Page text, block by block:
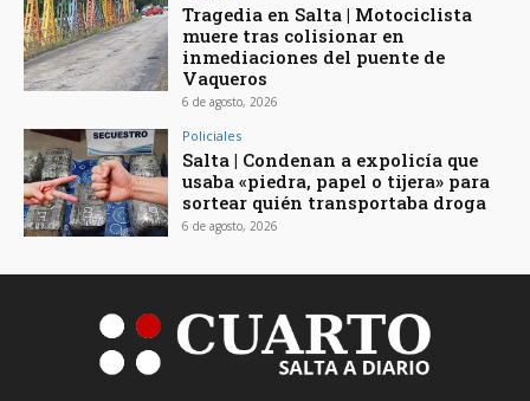
Tragedia en Salta | Motociclista
muere tras colisionar en
inmediaciones del puente de
Vaqueros
6 de agosto, 2026
Policiales
Salta | Condenan a expolicía que
usaba «piedra, papel o tijera» para
sortear quién transportaba droga
6 de agosto, 2026